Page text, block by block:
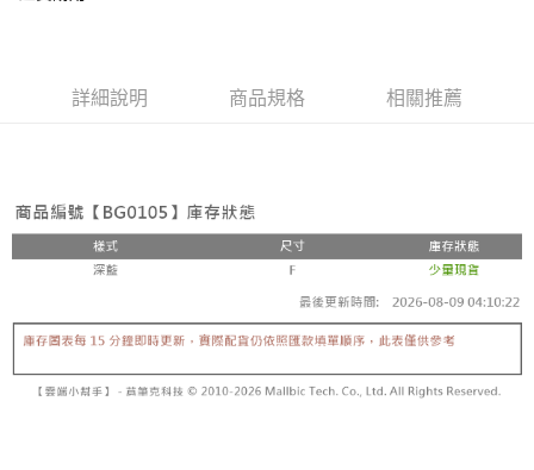
詳細說明 商品規格 相關推薦